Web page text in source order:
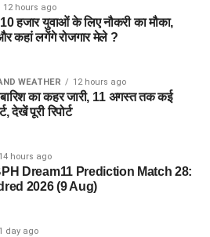
की कार्रवाई
भीड़ और सुरक्षा व्यवस्था के बीच चोरी
के लिए अहम माना जा रहा है। CCTV
पर पुलिस टीम ने पहले टैम्पो चालक
पर उसके दोनों साथियों तक पहुंची।
से पूछताछ के आधार पर मामले में आगे की
उनके आपराधिक इतिहास और अन्य
जानकारी जुटाई जा रही है।
12 hours ago
हजार युवाओं के लिए नौकरी का मौका,
कहां लगेंगे रोजगार मेले ?
WEATHER 12 hours ago
का कहर जारी, 11 अगस्त तक कई
देखें पूरी रिपोर्ट
14 hours ago
Dream11 Prediction Match 28:
2026 (9 Aug)
1 day ago